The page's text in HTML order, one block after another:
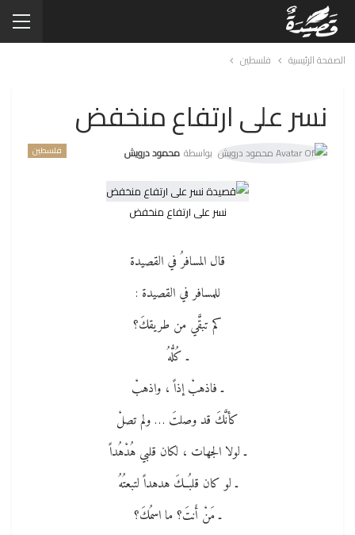
الصفحة الرئيسية فلسطين
نسر على ارتفاع منخفض
فلسطين بواسطة محمود درويش
نسر على ارتفاع منخفض
قال المسافرُ في القصيدة
للمسافر في القصيدة :
كم تبقَّي من طريقكَ؟
ـ كُلُّهُ
ـ فاذهبْ إذاً ، واذهبْ
كأنَّكَ قد وصلتَ … ولم تصلْ
ـ لولا الجهات ، لكان قلبي هُدْهُداً
ـ لو كان قلبُــكَ هدهداً لتبعتُهُ
ـ مَنْ أَنتَ؟ ما اسمُكَ؟